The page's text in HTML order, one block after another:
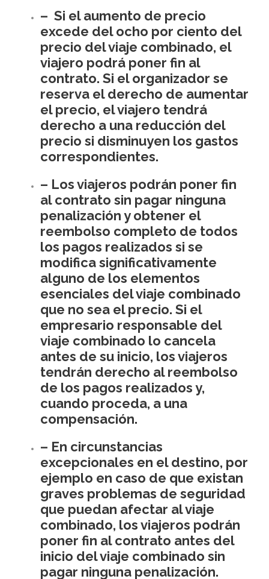
– Si el aumento de precio
excede del ocho por ciento del
precio del viaje combinado, el
viajero podrá poner fin al
contrato. Si el organizador se
reserva el derecho de aumentar
el precio, el viajero tendrá
derecho a una reducción del
precio si disminuyen los gastos
correspondientes.
– Los viajeros podrán poner fin
al contrato sin pagar ninguna
penalización y obtener el
reembolso completo de todos
los pagos realizados si se
modifica significativamente
alguno de los elementos
esenciales del viaje combinado
que no sea el precio. Si el
empresario responsable del
viaje combinado lo cancela
antes de su inicio, los viajeros
tendrán derecho al reembolso
de los pagos realizados y,
cuando proceda, a una
compensación.
– En circunstancias
excepcionales en el destino, por
ejemplo en caso de que existan
graves problemas de seguridad
que puedan afectar al viaje
combinado, los viajeros podrán
poner fin al contrato antes del
inicio del viaje combinado sin
pagar ninguna penalización.